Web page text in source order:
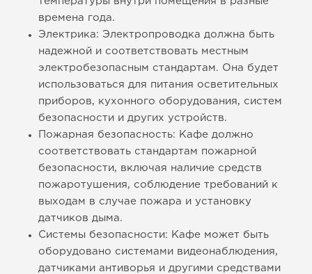
времена года.
Электрика: Электропроводка должна быть
надежной и соответствовать местным
электробезопасным стандартам. Она будет
использоваться для питания осветительных
приборов, кухонного оборудования, систем
безопасности и других устройств.
Пожарная безопасность: Кафе должно
соответствовать стандартам пожарной
безопасности, включая наличие средств
пожаротушения, соблюдение требований к
выходам в случае пожара и установку
датчиков дыма.
Системы безопасности: Кафе может быть
оборудовано системами видеонаблюдения,
датчиками антиворья и другими средствами